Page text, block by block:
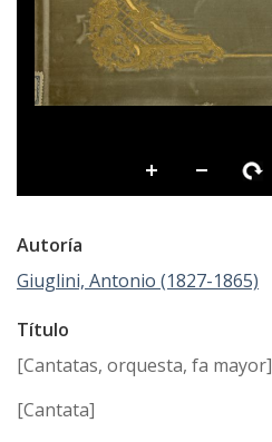
Autoría
Giuglini, Antonio (1827-1865)
Título
[Cantatas, orquesta, fa mayor]
[Cantata]